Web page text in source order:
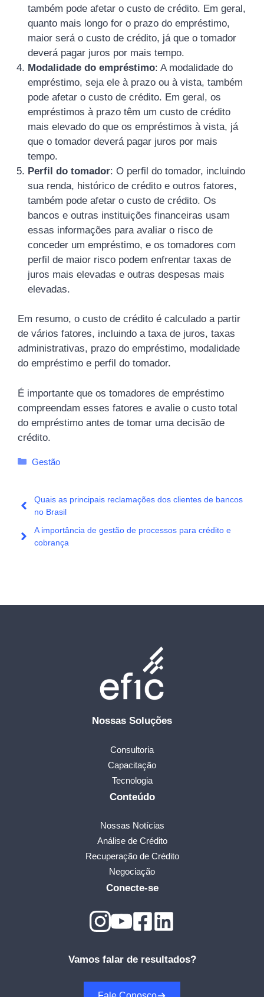
também pode afetar o custo de crédito. Em geral,
quanto mais longo for o prazo do empréstimo,
maior será o custo de crédito, já que o tomador
deverá pagar juros por mais tempo.
Modalidade do empréstimo: A modalidade do
empréstimo, seja ele à prazo ou à vista, também
pode afetar o custo de crédito. Em geral, os
empréstimos à prazo têm um custo de crédito
mais elevado do que os empréstimos à vista, já
que o tomador deverá pagar juros por mais
tempo.
Perfil do tomador: O perfil do tomador, incluindo
sua renda, histórico de crédito e outros fatores,
também pode afetar o custo de crédito. Os
bancos e outras instituições financeiras usam
essas informações para avaliar o risco de
conceder um empréstimo, e os tomadores com
perfil de maior risco podem enfrentar taxas de
juros mais elevadas e outras despesas mais
elevadas.
Em resumo, o custo de crédito é calculado a partir
de vários fatores, incluindo a taxa de juros, taxas
administrativas, prazo do empréstimo, modalidade
do empréstimo e perfil do tomador.
É importante que os tomadores de empréstimo
compreendam esses fatores e avalie o custo total
do empréstimo antes de tomar uma decisão de
crédito.
Categorias
Gestão
Quais as principais reclamações dos clientes de bancos
no Brasil
A importância de gestão de processos para crédito e
cobrança
Nossas Soluções
Consultoria
Capacitação
Tecnologia
Conteúdo
Nossas Notícias
Análise de Crédito
Recuperação de Crédito
Negociação
Conecte-se
Vamos falar de resultados?